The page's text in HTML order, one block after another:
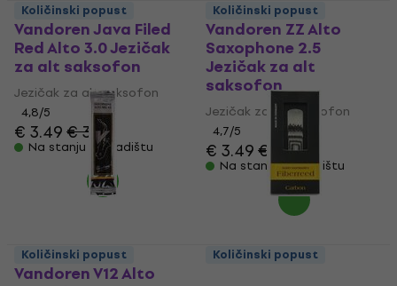
Vandoren Java Filed
Red Alto 3.0 Jezičak
za alt saksofon
Jezičak za alt saksofon
4,8/5
€ 3.49€ 3.79
Na stanju u skladištu
Vandoren ZZ Alto
Saxophone 2.5
Jezičak za alt
saksofon
Jezičak za alt saksofon
4,7/5
€ 3.49€ 3.79
Na stanju u skladištu
Količinski popust
Vandoren V12 Alto
Količinski popust
Količinski popust Količinski popust